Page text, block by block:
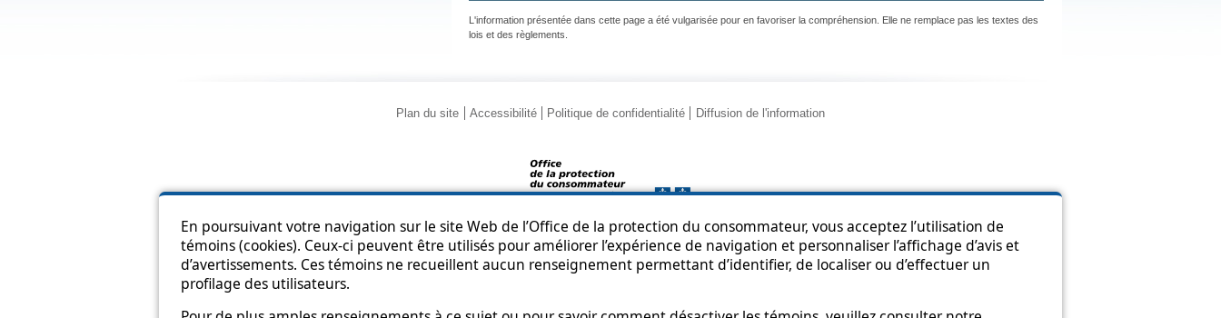
En poursuivant votre navigation sur le site Web de l’Office de la protection du consommateur, vous acceptez l’utilisation de
témoins (cookies). Ceux-ci peuvent être utilisés pour améliorer l’expérience de navigation et personnaliser l’affichage d’avis et
d’avertissements. Ces témoins ne recueillent aucun renseignement permettant d’identifier, de localiser ou d’effectuer un
profilage des utilisateurs.
L'information présentée dans cette page a été vulgarisée pour en favoriser la compréhension. Elle ne remplace pas les textes des
lois et des règlements.
Plan du site Accessibilité Politique de confidentialité Diffusion de l'information
© Gouvernement du Québec, 2013-2025